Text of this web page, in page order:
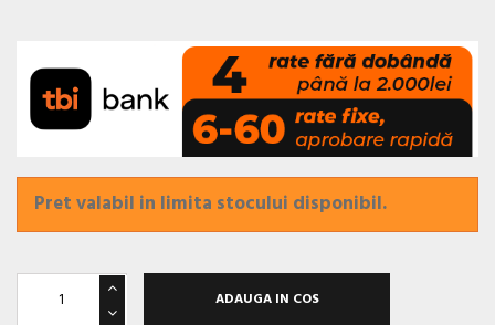
Pret valabil in limita stocului disponibil.
ADAUGA IN COS